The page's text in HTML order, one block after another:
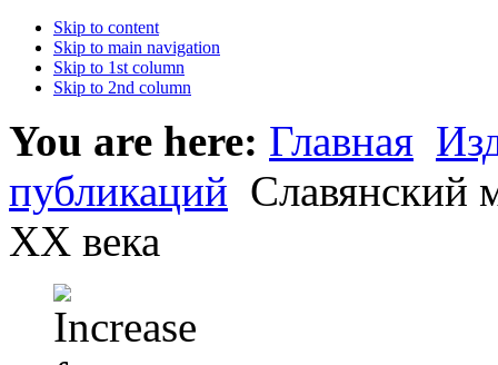
Skip to content
Skip to main navigation
Skip to 1st column
Skip to 2nd column
You are here: Главная
публикаций Славянский
XX века